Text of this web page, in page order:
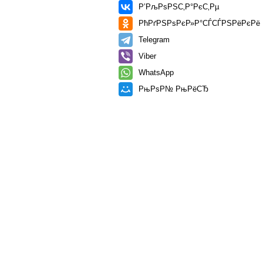
Р’РљРѕРЅС‚Р°РєС‚Рµ
РћРґРЅРѕРєР»Р°СЃСЃРЅРёРєРё
Telegram
Viber
WhatsApp
РњРѕР№ РњРёСЂ